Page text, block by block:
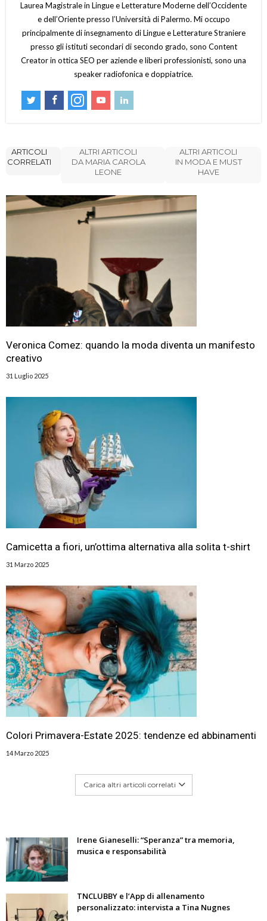
Laurea Magistrale in Lingue e Letterature Moderne dell’Occidente
e dell’Oriente presso l’Università di Palermo. Mi occupo
principalmente di insegnamento di Lingue e Letterature Straniere
presso gli istituti secondari di secondo grado, sono Content
Creator in ottica SEO per aziende e liberi professionisti, sono una
speaker radiofonica e doppiatrice.
ARTICOLI
CORRELATI
ALTRI ARTICOLI
DA MARIA CAROLA
LEONE
ALTRI ARTICOLI
IN MODA E MUST
HAVE
Veronica Comez: quando la moda diventa un manifesto
creativo
31 Luglio 2025
Camicetta a fiori, un’ottima alternativa alla solita t-shirt
31 Marzo 2025
Colori Primavera-Estate 2025: tendenze ed abbinamenti
14 Marzo 2025
Carica altri articoli correlati
Irene Gianeselli: “Speranza” tra memoria,
musica e responsabilità
TNCLUBBY e l’App di allenamento
personalizzato: intervista a Tina Nugnes